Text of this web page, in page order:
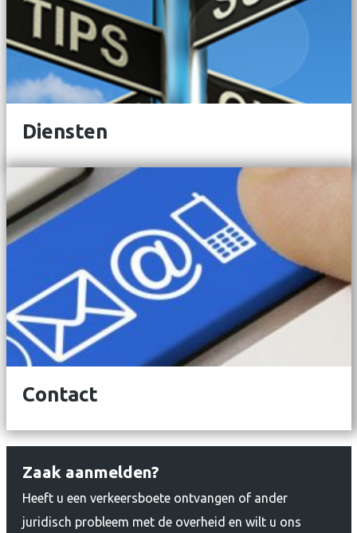
Diensten
Contact
Zaak aanmelden?
Heeft u een verkeersboete ontvangen of ander
juridisch probleem met de overheid en wilt u ons